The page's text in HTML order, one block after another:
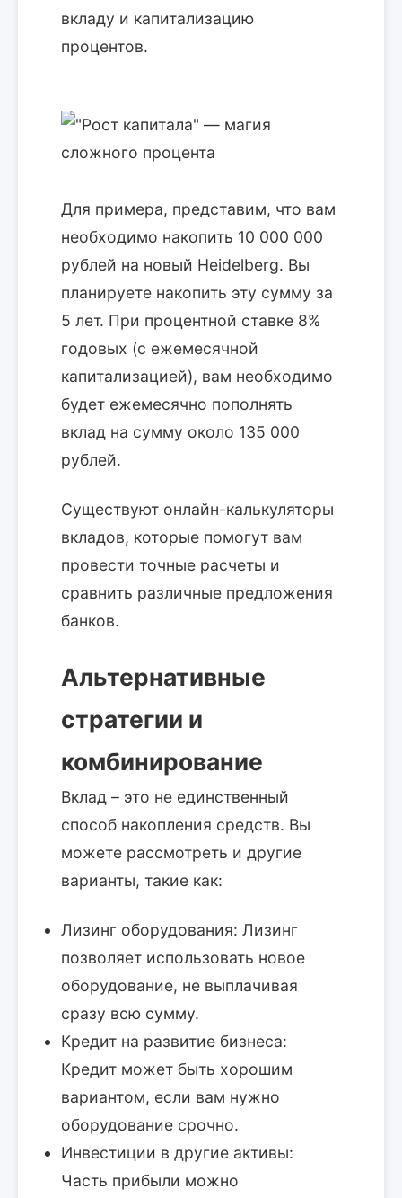
вкладу и капитализацию
процентов.
Для примера, представим, что вам
необходимо накопить 10 000 000
рублей на новый Heidelberg. Вы
планируете накопить эту сумму за
5 лет. При процентной ставке 8%
годовых (с ежемесячной
капитализацией), вам необходимо
будет ежемесячно пополнять
вклад на сумму около 135 000
рублей.
Существуют онлайн-калькуляторы
вкладов, которые помогут вам
провести точные расчеты и
сравнить различные предложения
банков.
Альтернативные
стратегии и
комбинирование
Вклад – это не единственный
способ накопления средств. Вы
можете рассмотреть и другие
варианты, такие как:
Лизинг оборудования: Лизинг
позволяет использовать новое
оборудование, не выплачивая
сразу всю сумму.
Кредит на развитие бизнеса:
Кредит может быть хорошим
вариантом, если вам нужно
оборудование срочно.
Инвестиции в другие активы:
Часть прибыли можно